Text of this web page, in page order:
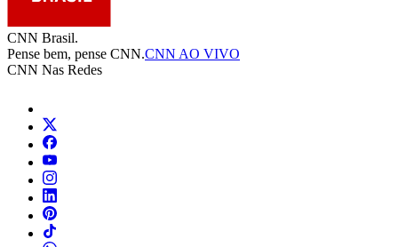
CNN Brasil.
Pense bem, pense CNN.CNN AO VIVO
CNN Nas Redes